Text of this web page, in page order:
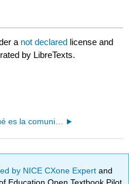
a not declared license and
by LibreTexts.
1: ¿Qué es la comunicación técnica?
by NICE CXone Expertand